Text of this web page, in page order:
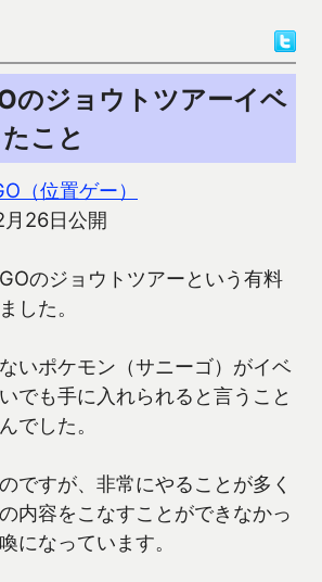
のジョウトツアーイベ
こと
（位置ゲー）
26日公開
のジョウトツアーという有料
した。
いポケモン（サニーゴ）がイベ
でも手に入れられると言うこと
でした。
ですが、非常にやることが多く
内容をこなすことができなかっ
になっています。